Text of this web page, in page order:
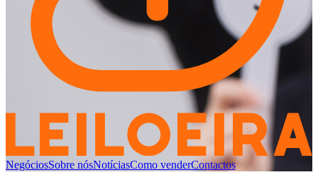
NegóciosSobre nósNotíciasComo venderContactos